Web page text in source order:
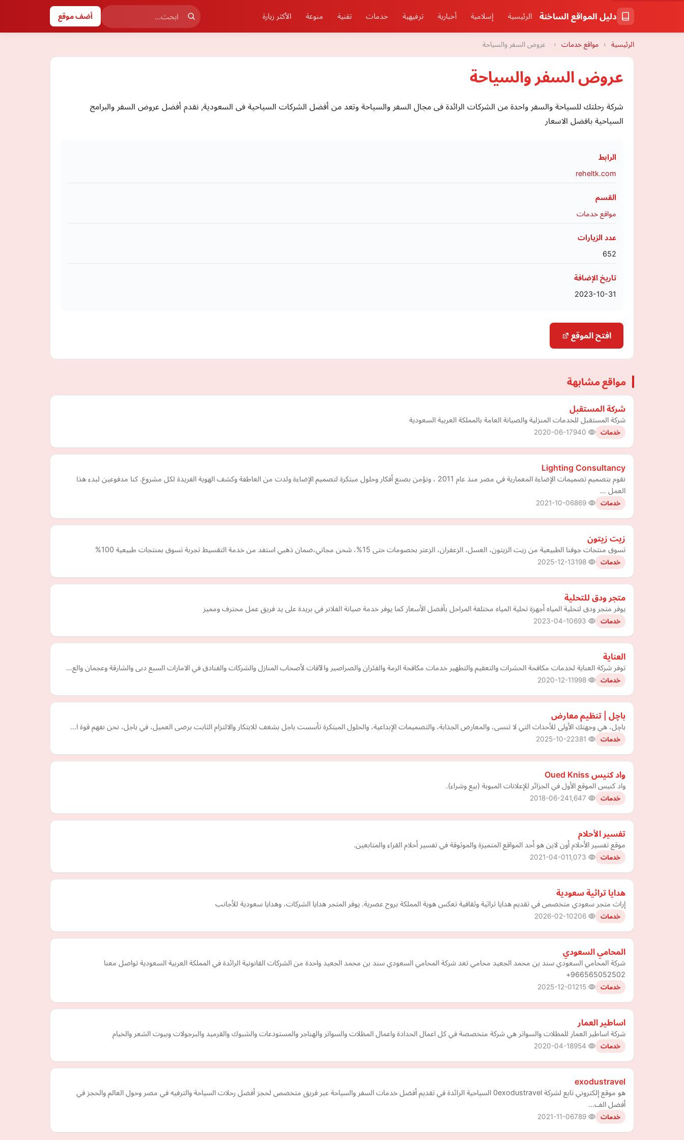
دليل المواقع الساخنة الرئيسية إسلامية أخبارية ترفيهية خدمات تقنية منوعة الأكثر زيارة أضف موقع
الرئيسية › مواقع خدمات › عروض السفر والسياحة
عروض السفر والسياحة
شركة رحلتك للسياحة والسفر واحدة من الشركات الرائدة فى مجال السفر والسياحة وتعد من أفضل الشركات السياحية فى السعودية, نقدم أفضل عروض السفر والبرامج
السياحية بافضل الاسعار
الرابط
reheltk.com
القسم
مواقع خدمات
عدد الزيارات
652
تاريخ الإضافة
2023-10-31
افتح الموقع
مواقع مشابهة
شركة المستقبل
شركة المستقبل للخدمات المنزلية والصيانة العامة بالمملكة العربية السعودية
خدمات 2020-06-17
Lighting Consultancy
نقوم بتصميم تصميمات الإضاءة المعمارية في مصر منذ عام 2011 ، ونؤمن بصنع أفكار وحلول مبتكرة لتصميم الإضاءة ولدت من العاطفة وكشف الهوية الفريدة لكل مشروع. كنا مدفوعين لبدء هذا
العمل …
خدمات 2021-10-06
زيت زيتون
تسوق منتجات جوفنا الطبيعية من زيت الزيتون، العسل، الزعفران، الزعتر بخصومات حتى 15%، شحن مجاني،ضمان ذهبي استفد من خدمة التقسيط تجربة تسوق بمنتجات طبيعية 100%
خدمات 2025-12-13
متجر ودق للتحلية
يوفر متجر ودق لتحلية المياه أجهزة تحلية المياه مختلفة المراحل بأفضل الأسعار كما يوفر خدمة صيانة الفلانر في بريدة على يد فريق عمل محترف ومميز
خدمات 2023-04-10
العناية
توفر شركة العناية لخدمات مكافحة الحشرات والتعقيم والتطهير خدمات مكافحة الرمة والفئران والصراصير والآفات لأصحاب المنازل والشركات والفنادق في الامارات السبع دبى والشارقة وعجمان والع…
خدمات 2020-12-11
باچل | تنظيم معارض
باچل، هي وجهتك الأولى للأحداث التي لا تنسى، والمعارض الجذابة، والتصميمات الإبداعية، والحلول المبتكرة تأسست باجل بشغف للابتكار والالتزام الثابت برضى العميل، في باجل، نحن نفهم قوة ا…
خدمات 2025-10-22
واد كنيس Oued Kniss
واد كنيس الموقع الأول في الجزائر للإعلانات المبوبة (بيع وشراء).
خدمات 2018-06-24
تفسير الأحلام
موقع تفسير الأحلام أون لاين هو أحد المواقع المتميزة والموثوقة في تفسير أحلام القراء والمتابعين.
خدمات 2021-04-01
هدايا تراثية سعودية
إراث متجر سعودي متخصص في تقديم هدايا تراثية وثقافية تعكس هوية المملكة بروح عصرية. يوفر المتجر هدايا الشركات، وهدايا سعودية للأجانب
خدمات 2026-02-10
المحامي السعودي
شركة المحامي السعودي سند بن محمد الجعيد محامي تعد شركة المحامي السعودي سند بن محمد الجعيد واحدة من الشركات القانونية الرائدة في المملكة العربية السعودية تواصل معنا
966565052502+
خدمات 2025-12-01
اساطير العمار
شركة اساطير العمار للمظلات والسواتر هي شركة متخصصة في كل اعمال الحدادة واعمال المظلات والسواتر والهناجر والمستودعات والشبوك والقرميد والبرجولات وبيوت الشعر والخيام
خدمات 2020-04-18
exodustravel
هو موقع إلكتروني تابع لشركة 0exodustravel السياحية الرائدة في تقديم أفضل خدمات السفر والسياحة عبر فريق متخصص لحجز أفضل رحلات السياحة والترفيه في مصر وحول العالم والحجز في
أفضل الف…
خدمات 2021-11-06